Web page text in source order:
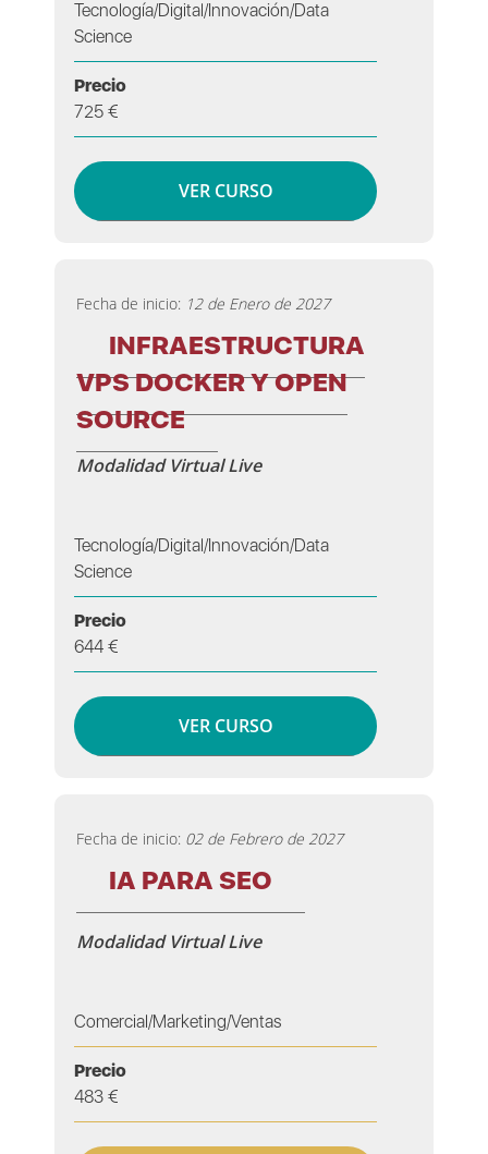
Tecnología/Digital/Innovación/Data
Science
Precio
725 €
VER CURSO
Fecha de inicio: 12 de Enero de 2027
INFRAESTRUCTURA
VPS DOCKER Y OPEN
SOURCE
Modalidad Virtual Live
Tecnología/Digital/Innovación/Data
Science
Precio
644 €
VER CURSO
Fecha de inicio: 02 de Febrero de 2027
IA PARA SEO
Modalidad Virtual Live
Comercial/Marketing/Ventas
Precio
483 €